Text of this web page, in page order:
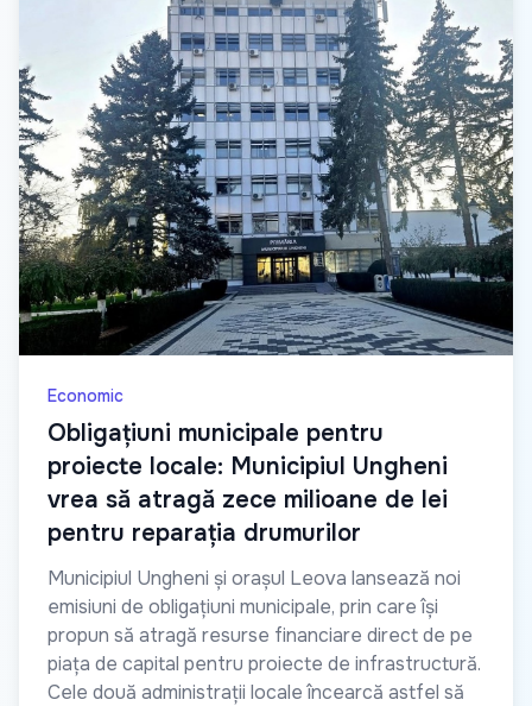
Economic
Obligațiuni municipale pentru
proiecte locale: Municipiul Ungheni
vrea să atragă zece milioane de lei
pentru reparația drumurilor
Municipiul Ungheni și orașul Leova lansează noi
emisiuni de obligațiuni municipale, prin care își
propun să atragă resurse financiare direct de pe
piața de capital pentru proiecte de infrastructură.
Cele două administrații locale încearcă astfel să